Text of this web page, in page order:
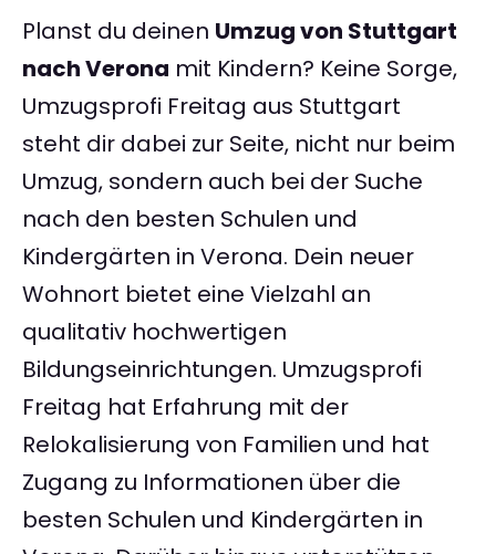
Planst du deinen Umzug von Stuttgart
nach Verona mit Kindern? Keine Sorge,
Umzugsprofi Freitag aus Stuttgart
steht dir dabei zur Seite, nicht nur beim
Umzug, sondern auch bei der Suche
nach den besten Schulen und
Kindergärten in Verona. Dein neuer
Wohnort bietet eine Vielzahl an
qualitativ hochwertigen
Bildungseinrichtungen. Umzugsprofi
Freitag hat Erfahrung mit der
Relokalisierung von Familien und hat
Zugang zu Informationen über die
besten Schulen und Kindergärten in